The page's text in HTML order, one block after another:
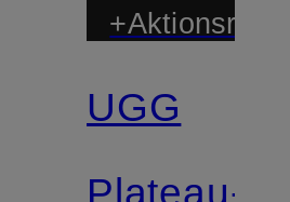
+Aktionsrabatt
UGG
Plateau-